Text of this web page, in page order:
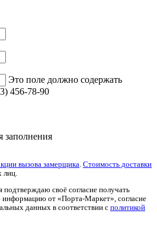
Это поле должно содержать
456-78-90
заполнения
вызова замерщика Стоимость доставки
лиц.
своё согласие получать
информацию от «Порта-Маркет», согласие
данных в соответствии с политикой